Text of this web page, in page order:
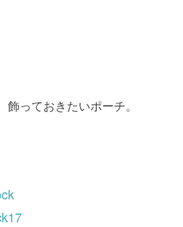
っておきたいポーチ。